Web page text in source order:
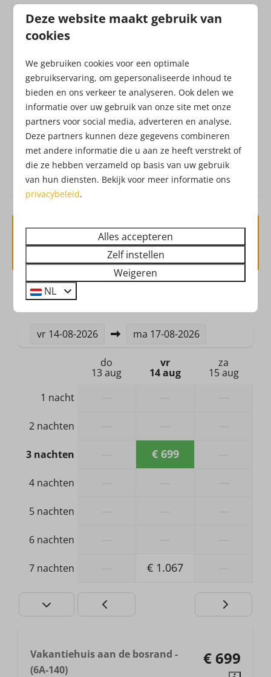
Filter koffieapparaat
Senseo
Waterkoker: Elektrische waterkoker
Uitgebreide keukeninventaris
Afzuigkap
Ligging
Aan de bosrand
Buiten
Tuin
Veiligheid
Rookmelder
Geen hond toegestaan
Badkamer & Sanitair
Douche
Apart toilet (niet in badkamer)
Attractiepark! Het Attractiepark werkt met een all-in
formule, waardoor je zonder extra kosten geniet
van o.a. vers fruit, belegde broodjes, frites, snacks,
verse churros, soep, koffie, thee, limonade,
Drouwenerzand frisdranken en waterijs.Dat heet
vakantie!Check hier deopeningstijdenvan het
Attractiepark. Ben je benieuwd hoe het
Attractiepark eruit ziet?Check hier de
dronebeelden!
Beschikbaarheid en prijs
2 gasten
vr 14-08-2026 ma 17-08-2026
do
13 aug
vr
14 aug
za
15 aug
1 nacht
2 nachten
3 nachten € 699
4 nachten
5 nachten
6 nachten
7 nachten € 1.067
€ 699
Vakantiehuis aan de bosrand -
(6A-140)
Deze website maakt gebruik van
cookies
We gebruiken cookies voor een optimale
gebruikservaring, om gepersonaliseerde inhoud te
bieden en ons verkeer te analyseren. Ook delen we
informatie over uw gebruik van onze site met onze
partners voor social media, adverteren en analyse.
Deze partners kunnen deze gegevens combineren
met andere informatie die u aan ze heeft verstrekt of
die ze hebben verzameld op basis van uw gebruik
van hun diensten. Bekijk voor meer informatie ons
privacybeleid.
Alles accepteren
Zelf instellen
Weigeren
NL